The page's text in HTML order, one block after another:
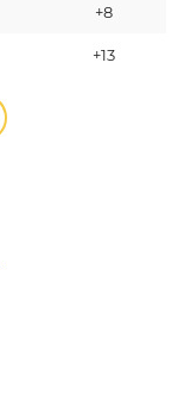
+8
+13